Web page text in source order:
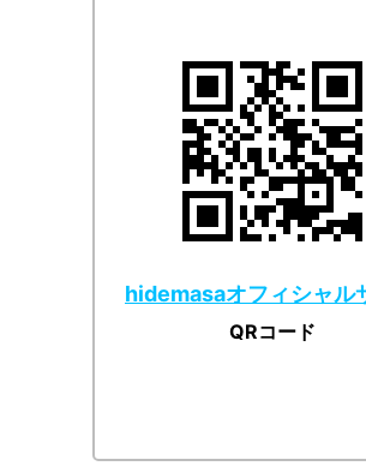
hidemasaオフィシャル
QRコード